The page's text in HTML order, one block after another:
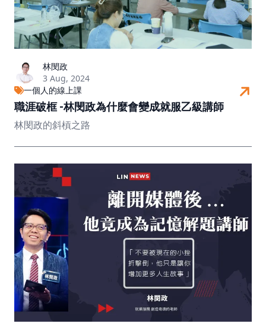
林閔政
3 Aug, 2024
一個人的線上課
職涯破框 -林閔政為什麼會變成就服乙級講師
林閔政的斜槓之路